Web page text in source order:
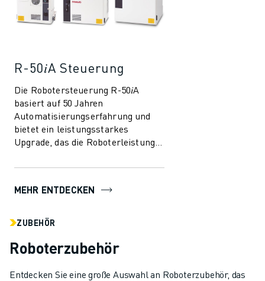
R-50𝑖A Steuerung
Die Robotersteuerung R-50𝑖A
basiert auf 50 Jahren
Automatisierungserfahrung und
bietet ein leistungsstarkes
Upgrade, das die Roboterleistung
Funktionen, reduzierter Ene...
MEHR ENTDECKEN
ZUBEHÖR
Roboterzubehör
Entdecken Sie eine große Auswahl an Roboterzubehör, das